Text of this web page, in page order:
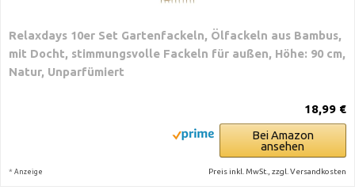
Relaxdays 10er Set Gartenfackeln, Ölfackeln aus Bambus,
mit Docht, stimmungsvolle Fackeln für außen, Höhe: 90 cm,
Natur, Unparfümiert
18,99 €
Bei Amazon
ansehen
* Anzeige Preis inkl. MwSt., zzgl. Versandkosten